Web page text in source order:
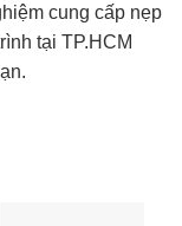
cung cấp nẹp
tại TP.HCM